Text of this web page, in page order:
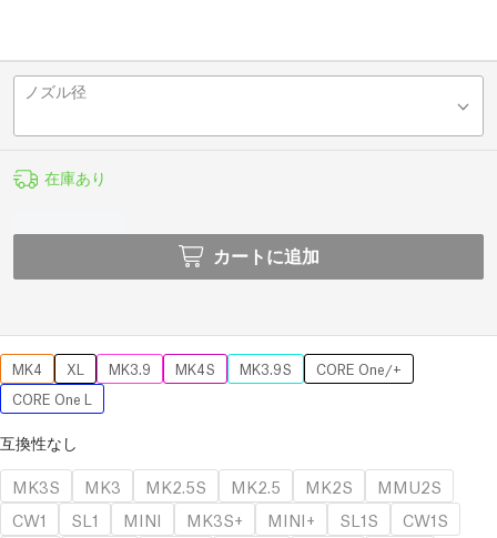
ノズル径
在庫あり
カートに追加
MK4 XL MK3.9 MK4S MK3.9S
CORE One/+
CORE One L
互換性なし
MK3S
MK3 MK2.5S MK2.5 MK2S
MMU2S
CW1
SL1 MINI MK3S+ MINI+ SL1S
CW1S